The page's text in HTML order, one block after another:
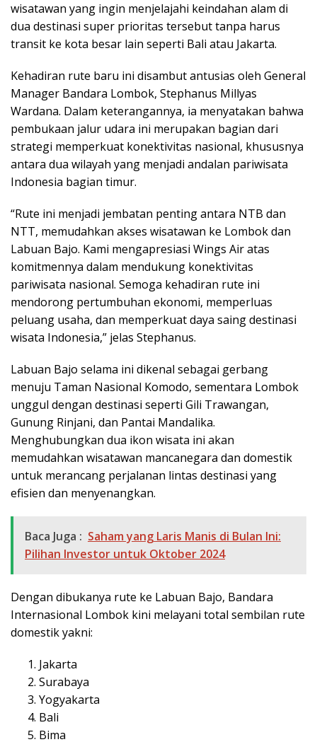
wisatawan yang ingin menjelajahi keindahan alam di
dua destinasi super prioritas tersebut tanpa harus
transit ke kota besar lain seperti Bali atau Jakarta.
Kehadiran rute baru ini disambut antusias oleh General
Manager Bandara Lombok, Stephanus Millyas
Wardana. Dalam keterangannya, ia menyatakan bahwa
pembukaan jalur udara ini merupakan bagian dari
strategi memperkuat konektivitas nasional, khususnya
antara dua wilayah yang menjadi andalan pariwisata
Indonesia bagian timur.
“Rute ini menjadi jembatan penting antara NTB dan
NTT, memudahkan akses wisatawan ke Lombok dan
Labuan Bajo. Kami mengapresiasi Wings Air atas
komitmennya dalam mendukung konektivitas
pariwisata nasional. Semoga kehadiran rute ini
mendorong pertumbuhan ekonomi, memperluas
peluang usaha, dan memperkuat daya saing destinasi
wisata Indonesia,” jelas Stephanus.
Labuan Bajo selama ini dikenal sebagai gerbang
menuju Taman Nasional Komodo, sementara Lombok
unggul dengan destinasi seperti Gili Trawangan,
Gunung Rinjani, dan Pantai Mandalika.
Menghubungkan dua ikon wisata ini akan
memudahkan wisatawan mancanegara dan domestik
untuk merancang perjalanan lintas destinasi yang
efisien dan menyenangkan.
Baca Juga : Saham yang Laris Manis di Bulan Ini:
Pilihan Investor untuk Oktober 2024
Dengan dibukanya rute ke Labuan Bajo, Bandara
Internasional Lombok kini melayani total sembilan rute
domestik yakni:
Jakarta
Surabaya
Yogyakarta
Bali
Bima